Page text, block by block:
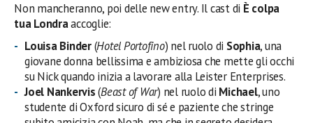
Non mancheranno, poi delle new entry. Il cast di È colpa
tua Londraaccoglie:
Louisa Binder(Hotel Portofino) nel ruolo di Sophia, una
giovane donna bellissima e ambiziosa che mette gli occhi
su Nick quando inizia a lavorare alla Leister Enterprises.
Joel Nankervis(Beast of War) nel ruolo di Michael, uno
studente di Oxford sicuro di sé e paziente che stringe